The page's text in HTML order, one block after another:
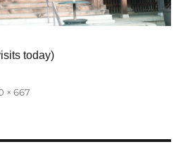
today)
× 667